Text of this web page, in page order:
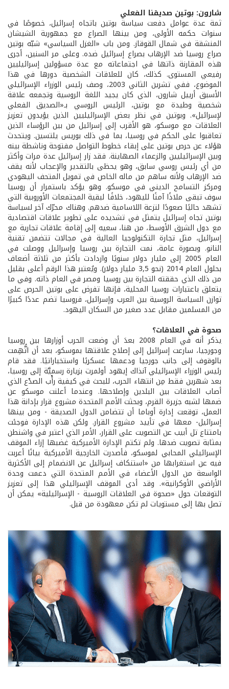
شارون: بوتين صديقنا الفعلي
ثمة عدة عوامل دفعت سياسة بوتين باتجاه إسرائيل، خصوصًا في
سنوات حكمه الأولى، ومن بينها الصراع مع جمهورية الشيشان
المنشقة في شمال القوقاز. ومن باب «الغزل السياسي» شبّه بوتين
صراع روسيا ضد الإرهاب بصراع إسرائيل ضده. وعلى مر السنين، أجرى
هذه المقارنة ذاتها في اجتماعاته مع عدة مسؤولين إسرائيليين
رفيعي المستوى. كذلك، كان للعلاقات الشخصية دورها في هذا
الموضوع، ففي تشرين الثاني 2003، وصف رئيس الوزراء الإسرائيلي
الأسبق أرييل شارون، الذي كان يجيد اللغة الروسية وتجمعه علاقة
شخصية وطيدة مع بوتين، الرئيس الروسي بـ«الصديق الفعلي
لإسرائيل». وبوتين في نظر بعض الإسرائيليين الذين يؤيدون تعزيز
العلاقات مع موسكو، هو الأقرب إلى إسرائيل من بين الرؤساء الذين
تعاقبوا على الحكم في روسيا، بما في ذلك بوريس يلتسين. ويتحدث
هؤلاء عن حرص بوتين على إبقاء خطوط التواصل مفتوحة وناشطة بينه
وبين الإسرائيليين والزعماء الصهاينة. فقد زار إسرائيل عدة مرات وأكثر
من أي رئيس روسي سابق، وهو يحظى بالتقدير والإعجاب لأنه يقف
ضد الإرهاب ولأنه ساهم من ماله الخاص في تمويل المتحف اليهودي
ومركز التسامح الديني في موسكو. وهو يؤكد باستمرار أن روسيا
سوف تبقى ملاذًا آمنًا لليهود، خلافًا لبقية المجتمعات الأوروبية التي
تشهد حاليًا صعودًا لنزعة اللاسامية ضدهم. وهناك محرّك آخر لسياسة
بوتين تجاه إسرائيل يتمثل في تشديده على تطوير علاقات اقتصادية
مع دول الشرق الأوسط، من هنا، سعيه إلى إقامة علاقات تجارية مع
إسرائيل، مثل تجارة التكنولوجيا العالية في مجالات تتضمن تقنية
النانو. وبصورة عامة، نمت التجارة بين روسيا وإسرائيل ووصلت في
العام 2005 إلى مليار دولار سنويًا وازدادت بأكثر من ثلاثة أضعاف
بحلول العام 2014 (نحو 3,5 مليار دولار). ويُعتبر هذا الرقم أعلى بقليل
من ذلك الذي حققته التجارة بين روسيا ومصر في العام ذاته. وفي ما
يتعلق باعتبارات روسيا المحلية، فإنها تفرض على بوتين الحرص على
توازن السياسة الروسية بين العرب وإسرائيل، فروسيا تضم عددًا كبيرًا
من المسلمين مقابل عدد صغير من السكان اليهود.
صحوة في العلاقات؟
يذكر أنه في العام 2008 بعدَ أن وضعت الحرب أوزارها بين روسيا
وجورجيا، سارعت إسرائيل إلى إصلاح علاقتها بموسكو، بعد أن اتُّهِمت
بالوقوف إلى جانب جورجيا ودعمها عسكريًا واستخباراتيًا. فقد قام
رئيس الوزراء الإسرائيلي آنذاك إيهود أولمرت بزيارة رسميَّة إلى روسيا،
بعد شهرين فقط مِن انتهاء الحرب، للبحث في كيفية رأْب الصدْع الذي
أصاب العلاقات بين البلدين وإصلاحها. وعندما أعلنت موسكو عن
ضمها لشبه جزيرة القرم، وبحثت الأمم المتحدة مشروع قرار بإدانة هذا
العمل، توقعت إدارة أوباما أن تتضامن الدول الصديقة - ومن بينها
إسرائيل- معها في تأييد مشروع القرار. ولكن هذه الإدارة فوجئت
بامتناع تل أبيب عن التصويت على القرار، الأمر الذي اعتبر في واشنطن
بمثابة تصويت ضدها. ولم تكتم الإدارة الأميركية غضبها إزاء الموقف
الإسرائيلي المحابي لموسكو، فأصدرت الخارجية الأميركية بيانًا أعربت
فيه عن استغرابها من «استنكاف إسرائيل عن الانضمام إلى الأكثرية
الواسعة من الدول الأعضاء في الأمم المتحدة التي دعمت وحدة
الأراضي الأوكرانية». وقد أدى الموقف الإسرائيلي هذا إلى تعزيز
التوقعات حول «صحوة في العلاقات الروسية - الإسرائيلية» يمكن أن
تصل بها إلى مستويات لم تكن معهودة من قبل.